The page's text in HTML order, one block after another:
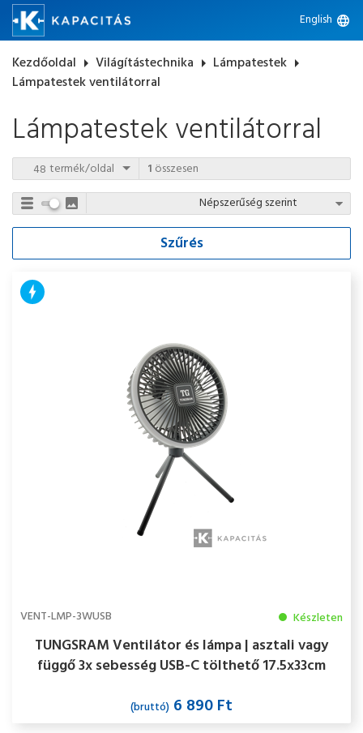
English language
Kezdőoldal arrow_right Világítástechnika arrow_right Lámpatestek arrow_right
Lámpatestek ventilátorral
Lámpatestek ventilátorral
termék/oldal 1 összesen
Szűrés
VENT-LMP-3WUSB Készleten
TUNGSRAM Ventilátor és lámpa | asztali vagy
függő 3x sebesség USB-C tölthető 17.5x33cm
(bruttó) 6 890 Ft